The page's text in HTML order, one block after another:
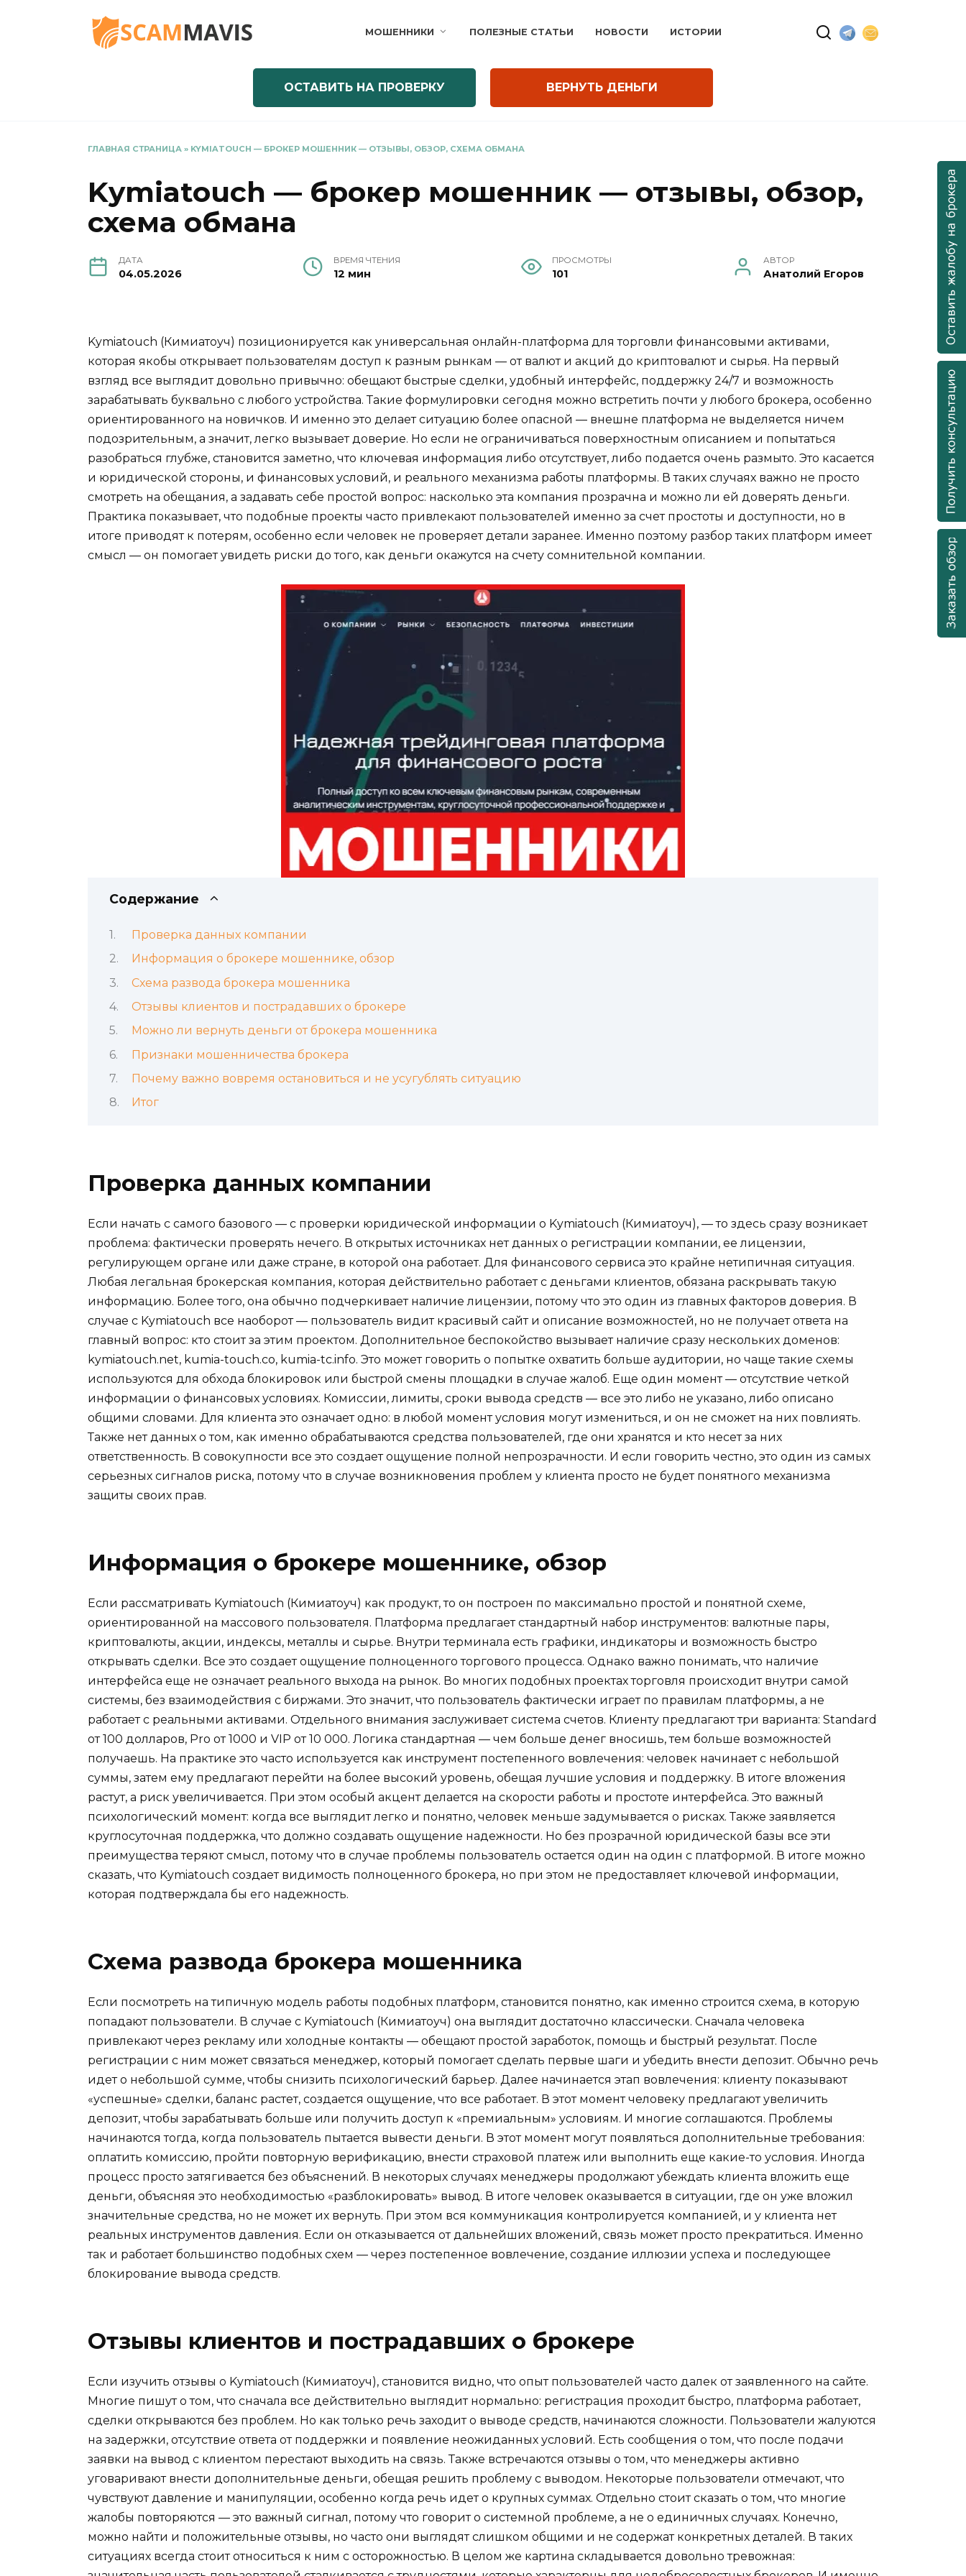
МОШЕННИКИ ПОЛЕЗНЫЕ СТАТЬИ НОВОСТИ ИСТОРИИ
ОСТАВИТЬ НА ПРОВЕРКУ ВЕРНУТЬ ДЕНЬГИ
ГЛАВНАЯ СТРАНИЦА » KYMIATOUCH — БРОКЕР МОШЕННИК — ОТЗЫВЫ, ОБЗОР, СХЕМА ОБМАНА
Kymiatouch — брокер мошенник — отзывы, обзор,
схема обмана
ДАТА
04.05.2026
ВРЕМЯ ЧТЕНИЯ
12 мин
ПРОСМОТРЫ
101
АВТОР
Анатолий Егоров
Kymiatouch (Кимиатоуч) позиционируется как универсальная онлайн-платформа для торговли финансовыми активами,
которая якобы открывает пользователям доступ к разным рынкам — от валют и акций до криптовалют и сырья. На первый
взгляд все выглядит довольно привычно: обещают быстрые сделки, удобный интерфейс, поддержку 24/7 и возможность
зарабатывать буквально с любого устройства. Такие формулировки сегодня можно встретить почти у любого брокера, особенно
ориентированного на новичков. И именно это делает ситуацию более опасной — внешне платформа не выделяется ничем
подозрительным, а значит, легко вызывает доверие. Но если не ограничиваться поверхностным описанием и попытаться
разобраться глубже, становится заметно, что ключевая информация либо отсутствует, либо подается очень размыто. Это касается
и юридической стороны, и финансовых условий, и реального механизма работы платформы. В таких случаях важно не просто
смотреть на обещания, а задавать себе простой вопрос: насколько эта компания прозрачна и можно ли ей доверять деньги.
Практика показывает, что подобные проекты часто привлекают пользователей именно за счет простоты и доступности, но в
итоге приводят к потерям, особенно если человек не проверяет детали заранее. Именно поэтому разбор таких платформ имеет
смысл — он помогает увидеть риски до того, как деньги окажутся на счету сомнительной компании.
Содержание
Проверка данных компании
Информация о брокере мошеннике, обзор
Схема развода брокера мошенника
Отзывы клиентов и пострадавших о брокере
Можно ли вернуть деньги от брокера мошенника
Признаки мошенничества брокера
Почему важно вовремя остановиться и не усугублять ситуацию
Итог
Проверка данных компании
Если начать с самого базового — с проверки юридической информации о Kymiatouch (Кимиатоуч), — то здесь сразу возникает
проблема: фактически проверять нечего. В открытых источниках нет данных о регистрации компании, ее лицензии,
регулирующем органе или даже стране, в которой она работает. Для финансового сервиса это крайне нетипичная ситуация.
Любая легальная брокерская компания, которая действительно работает с деньгами клиентов, обязана раскрывать такую
информацию. Более того, она обычно подчеркивает наличие лицензии, потому что это один из главных факторов доверия. В
случае с Kymiatouch все наоборот — пользователь видит красивый сайт и описание возможностей, но не получает ответа на
главный вопрос: кто стоит за этим проектом. Дополнительное беспокойство вызывает наличие сразу нескольких доменов:
kymiatouch.net, kumia-touch.co, kumia-tc.info. Это может говорить о попытке охватить больше аудитории, но чаще такие схемы
используются для обхода блокировок или быстрой смены площадки в случае жалоб. Еще один момент — отсутствие четкой
информации о финансовых условиях. Комиссии, лимиты, сроки вывода средств — все это либо не указано, либо описано
общими словами. Для клиента это означает одно: в любой момент условия могут измениться, и он не сможет на них повлиять.
Также нет данных о том, как именно обрабатываются средства пользователей, где они хранятся и кто несет за них
ответственность. В совокупности все это создает ощущение полной непрозрачности. И если говорить честно, это один из самых
серьезных сигналов риска, потому что в случае возникновения проблем у клиента просто не будет понятного механизма
защиты своих прав.
Информация о брокере мошеннике, обзор
Если рассматривать Kymiatouch (Кимиатоуч) как продукт, то он построен по максимально простой и понятной схеме,
ориентированной на массового пользователя. Платформа предлагает стандартный набор инструментов: валютные пары,
криптовалюты, акции, индексы, металлы и сырье. Внутри терминала есть графики, индикаторы и возможность быстро
открывать сделки. Все это создает ощущение полноценного торгового процесса. Однако важно понимать, что наличие
интерфейса еще не означает реального выхода на рынок. Во многих подобных проектах торговля происходит внутри самой
системы, без взаимодействия с биржами. Это значит, что пользователь фактически играет по правилам платформы, а не
работает с реальными активами. Отдельного внимания заслуживает система счетов. Клиенту предлагают три варианта: Standard
от 100 долларов, Pro от 1000 и VIP от 10 000. Логика стандартная — чем больше денег вносишь, тем больше возможностей
получаешь. На практике это часто используется как инструмент постепенного вовлечения: человек начинает с небольшой
суммы, затем ему предлагают перейти на более высокий уровень, обещая лучшие условия и поддержку. В итоге вложения
растут, а риск увеличивается. При этом особый акцент делается на скорости работы и простоте интерфейса. Это важный
психологический момент: когда все выглядит легко и понятно, человек меньше задумывается о рисках. Также заявляется
круглосуточная поддержка, что должно создавать ощущение надежности. Но без прозрачной юридической базы все эти
преимущества теряют смысл, потому что в случае проблемы пользователь остается один на один с платформой. В итоге можно
сказать, что Kymiatouch создает видимость полноценного брокера, но при этом не предоставляет ключевой информации,
которая подтверждала бы его надежность.
Схема развода брокера мошенника
Если посмотреть на типичную модель работы подобных платформ, становится понятно, как именно строится схема, в которую
попадают пользователи. В случае с Kymiatouch (Кимиатоуч) она выглядит достаточно классически. Сначала человека
привлекают через рекламу или холодные контакты — обещают простой заработок, помощь и быстрый результат. После
регистрации с ним может связаться менеджер, который помогает сделать первые шаги и убедить внести депозит. Обычно речь
идет о небольшой сумме, чтобы снизить психологический барьер. Далее начинается этап вовлечения: клиенту показывают
«успешные» сделки, баланс растет, создается ощущение, что все работает. В этот момент человеку предлагают увеличить
депозит, чтобы зарабатывать больше или получить доступ к «премиальным» условиям. И многие соглашаются. Проблемы
начинаются тогда, когда пользователь пытается вывести деньги. В этот момент могут появляться дополнительные требования:
оплатить комиссию, пройти повторную верификацию, внести страховой платеж или выполнить еще какие-то условия. Иногда
процесс просто затягивается без объяснений. В некоторых случаях менеджеры продолжают убеждать клиента вложить еще
деньги, объясняя это необходимостью «разблокировать» вывод. В итоге человек оказывается в ситуации, где он уже вложил
значительные средства, но не может их вернуть. При этом вся коммуникация контролируется компанией, и у клиента нет
реальных инструментов давления. Если он отказывается от дальнейших вложений, связь может просто прекратиться. Именно
так и работает большинство подобных схем — через постепенное вовлечение, создание иллюзии успеха и последующее
блокирование вывода средств.
Отзывы клиентов и пострадавших о брокере
Если изучить отзывы о Kymiatouch (Кимиатоуч), становится видно, что опыт пользователей часто далек от заявленного на сайте.
Многие пишут о том, что сначала все действительно выглядит нормально: регистрация проходит быстро, платформа работает,
сделки открываются без проблем. Но как только речь заходит о выводе средств, начинаются сложности. Пользователи жалуются
на задержки, отсутствие ответа от поддержки и появление неожиданных условий. Есть сообщения о том, что после подачи
заявки на вывод с клиентом перестают выходить на связь. Также встречаются отзывы о том, что менеджеры активно
уговаривают внести дополнительные деньги, обещая решить проблему с выводом. Некоторые пользователи отмечают, что
чувствуют давление и манипуляции, особенно когда речь идет о крупных суммах. Отдельно стоит сказать о том, что многие
жалобы повторяются — это важный сигнал, потому что говорит о системной проблеме, а не о единичных случаях. Конечно,
можно найти и положительные отзывы, но часто они выглядят слишком общими и не содержат конкретных деталей. В таких
ситуациях всегда стоит относиться к ним с осторожностью. В целом же картина складывается довольно тревожная: